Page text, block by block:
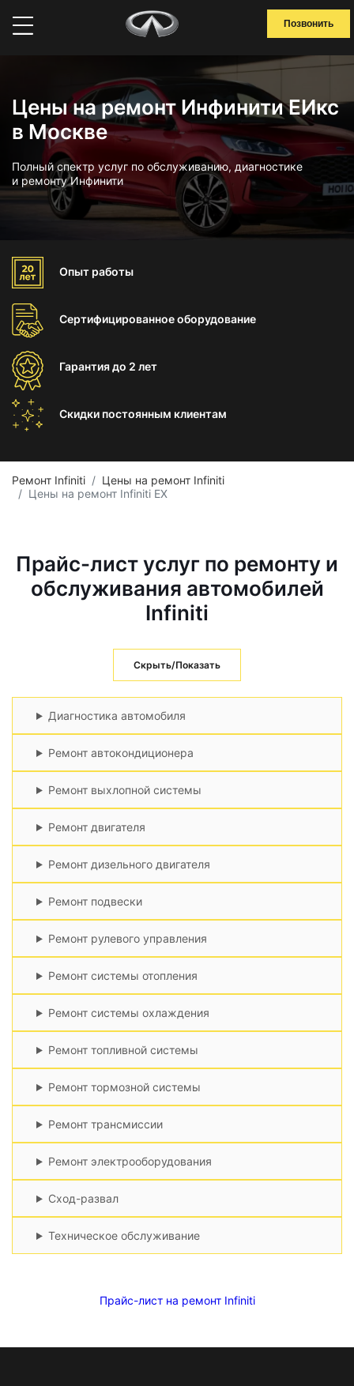
Позвонить
Цены на ремонт Инфинити ЕИкс
в Москве
Полный спектр услуг по обслуживанию, диагностике
и ремонту Инфинити
Опыт работы
Сертифицированноеоборудование
Гарантиядо 2 лет
Скидки постоянным клиентам
Ремонт Infiniti
Цены на ремонт Infiniti
Цены на ремонт Infiniti EX
Прайс-лист услуг по ремонту и
обслуживания автомобилей
Infiniti
Скрыть/Показать
Диагностика автомобиля
Ремонт автокондиционера
Ремонт выхлопной системы
Ремонт двигателя
Ремонт дизельного двигателя
Ремонт подвески
Ремонт рулевого управления
Ремонт системы отопления
Ремонт системы охлаждения
Ремонт топливной системы
Ремонт тормозной системы
Ремонт трансмиссии
Ремонт электрооборудования
Сход-развал
Техническое обслуживание
Прайс-лист на ремонт Infiniti